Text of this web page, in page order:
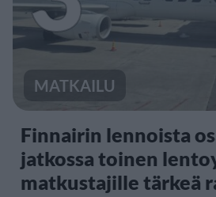
MATKAILU
Finnairin lennoista
jatkossa toinen
matkustajille tärkeä